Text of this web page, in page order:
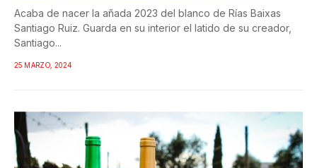
Acaba de nacer la añada 2023 del blanco de Rías Baixas
Santiago Ruiz. Guarda en su interior el latido de su creador,
Santiago...
25 MARZO, 2024